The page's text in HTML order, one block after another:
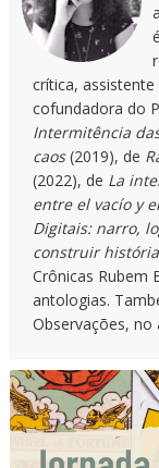
crítica,
cofundadora do
Intermitência
caos(2019), de
(2022), de La
entre el vacío y
Digitais: narro,
construir
Crônicas Rubem
antologias.
Observações, no